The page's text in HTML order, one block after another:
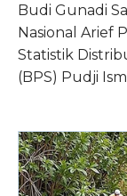
Budi Gunadi
Nasional Arief
Statistik
(BPS) Pudji